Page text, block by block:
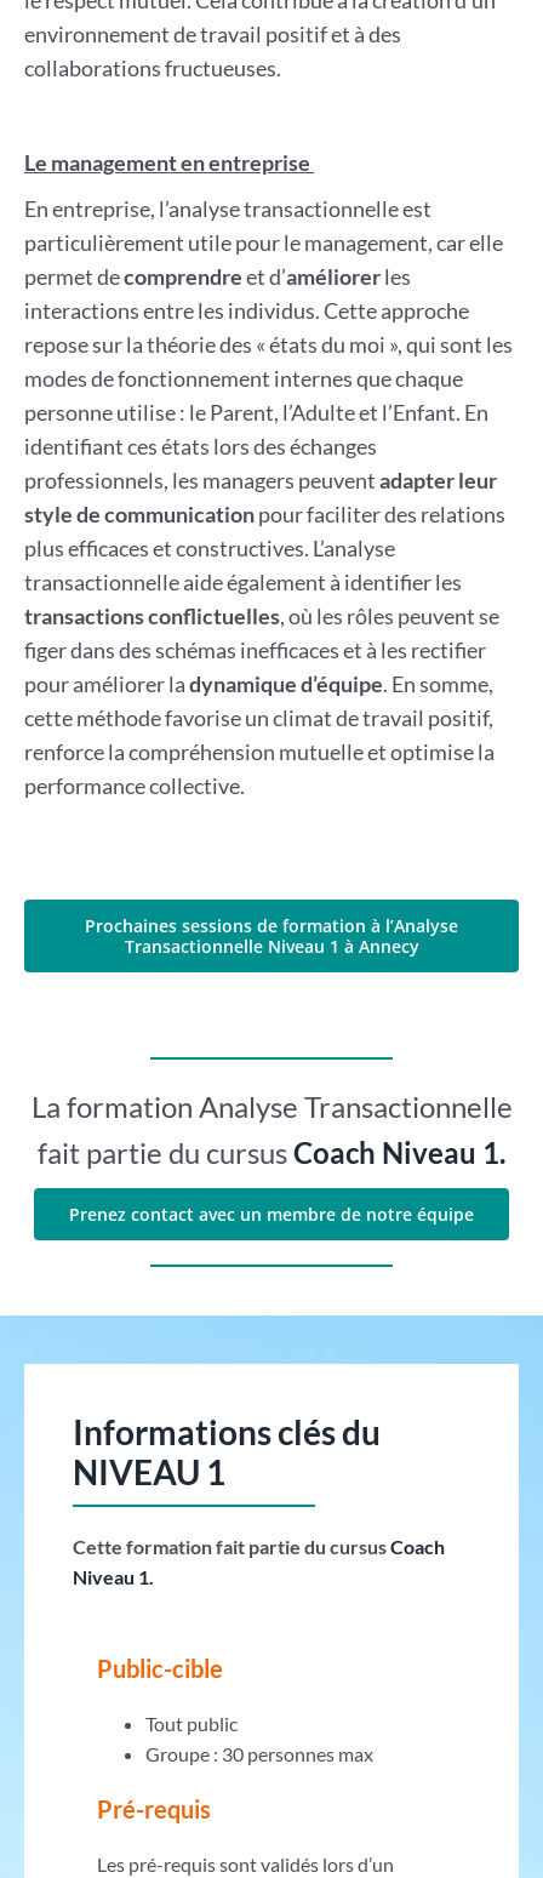
environnement de travail positif et à des
collaborations fructueuses.
Le management en entreprise
En entreprise, l’analyse transactionnelle est
particulièrement utile pour le management, car elle
permet decomprendreet d’améliorerles
interactions entre les individus. Cette approche
repose sur la théorie des « états du moi », qui sont les
modes de fonctionnement internes que chaque
personne utilise : le Parent, l’Adulte et l’Enfant. En
identifiant ces états lors des échanges
professionnels, les managers peuventadapter leur
style de communicationpour faciliter des relations
plus efficaces et constructives. L’analyse
transactionnelle aide également à identifier les
transactions conflictuelles, où les rôles peuvent se
figer dans des schémas inefficaces et à les rectifier
pour améliorer ladynamique d’équipe. En somme,
cette méthode favorise un climat de travail positif,
renforce la compréhension mutuelle et optimise la
performance collective.
Prochaines sessions de formation à l’Analyse
Transactionnelle Niveau 1 à Annecy
La formation Analyse Transactionnelle
fait partie du cursusCoach Niveau 1.
Prenez contact avec un membre de notre équipe
Informations clés du
NIVEAU 1
Cette formation fait partie du cursusCoach
Niveau 1.
Public-cible
Tout public
Groupe : 30 personnes max
Pré-requis
Les pré-requis sont validés lors d’un